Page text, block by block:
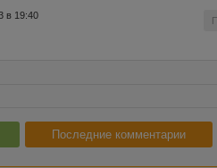
в 19:40
Последние комментарии